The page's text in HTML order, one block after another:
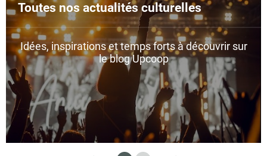
Toutes nos actualités culturelles
Idées, inspirations et temps forts à découvrir sur
le blog Upcoop